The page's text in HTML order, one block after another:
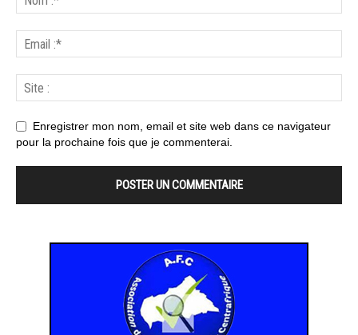
Enregistrer mon nom, email et site web dans ce navigateur
pour la prochaine fois que je commenterai.